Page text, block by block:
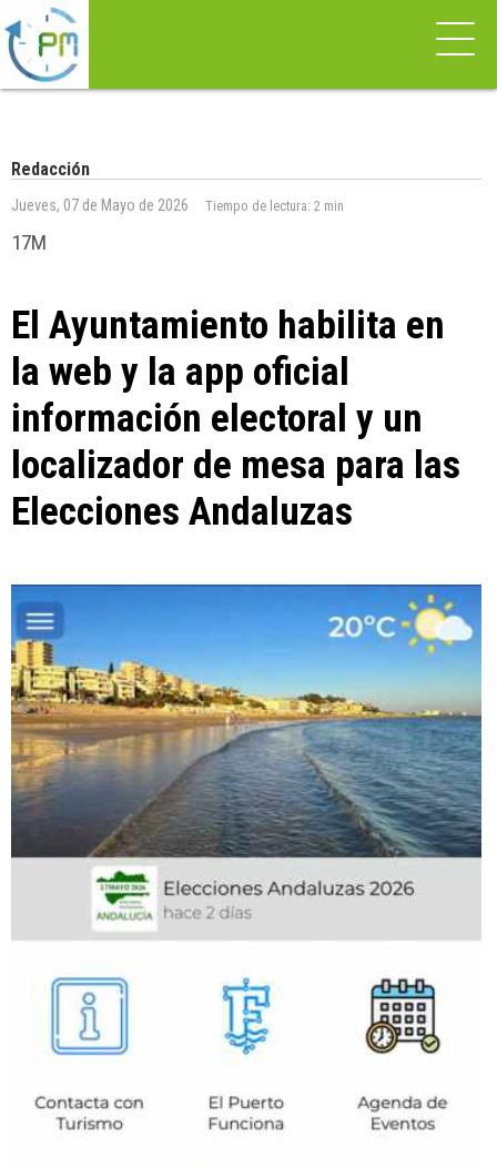
Redacción
Jueves, 07 de Mayo de 2026 Tiempo de lectura: 2 min
17M
El Ayuntamiento habilita en
la web y la app oficial
información electoral y un
localizador de mesa para las
Elecciones Andaluzas